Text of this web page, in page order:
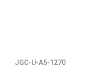
JGC-U-A5-1270